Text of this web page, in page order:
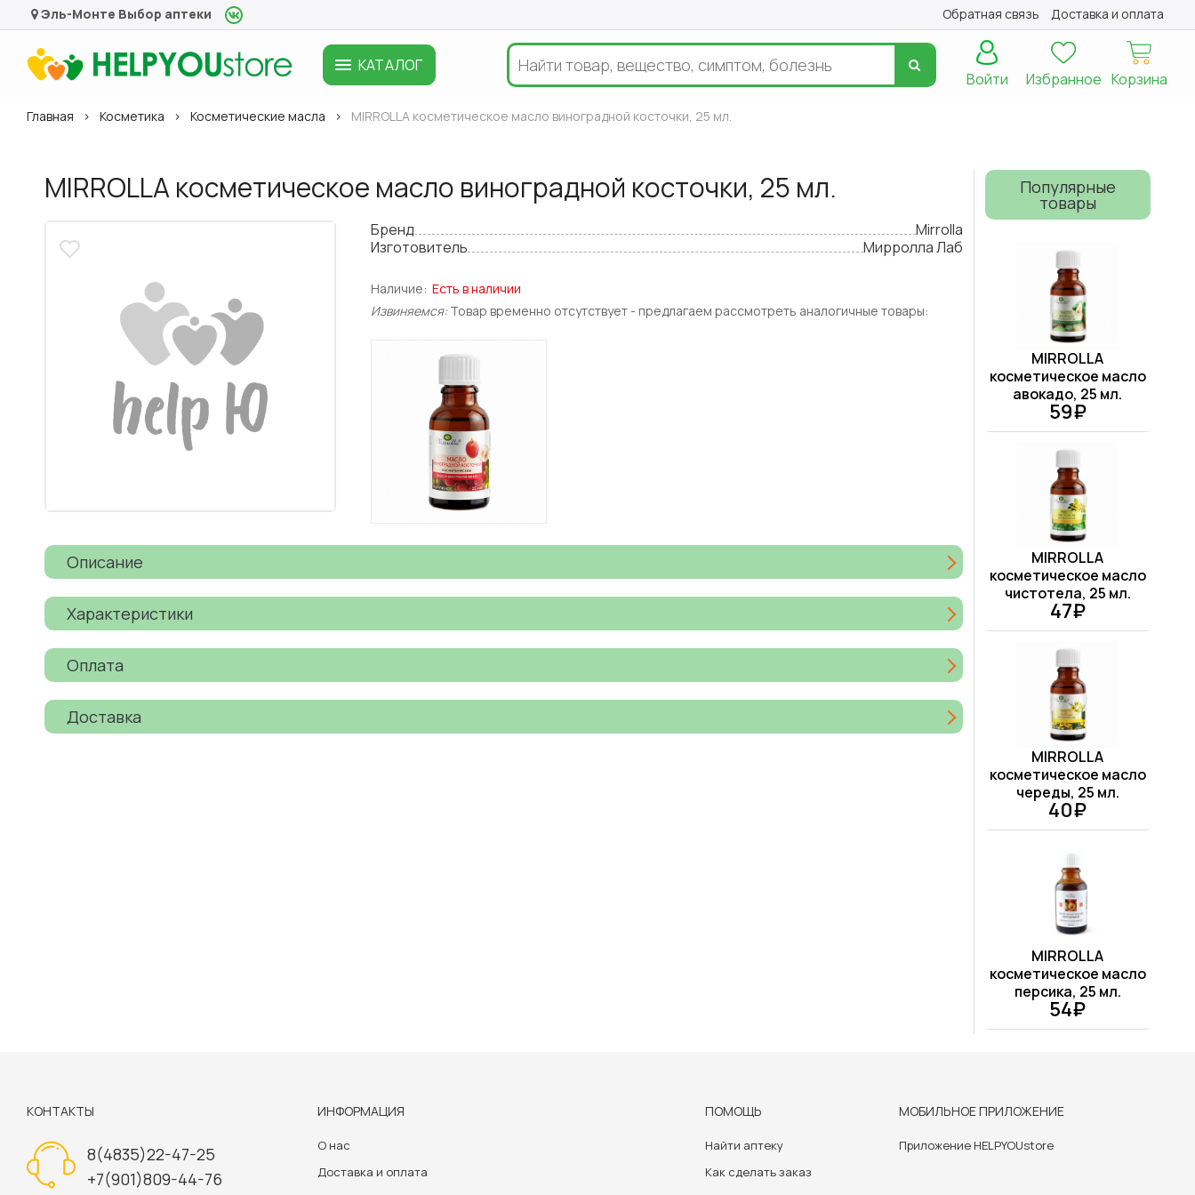
Эль-Монте Выбор аптеки Обратная связь Доставка и оплата
КАТАЛОГ
Корзина
Избранное
Войти
Главная Косметика Косметические масла MIRROLLA косметическое масло виноградной косточки, 25 мл.
MIRROLLA косметическое масло виноградной косточки, 25 мл.
Бренд
Mirrolla
Изготовитель
Мирролла Лаб
Наличие: Есть в наличии
Извиняемся: Товар временно отсутствует - предлагаем рассмотреть аналогичные товары:
Описание
Характеристики
Оплата
Доставка
Популярные
товары
MIRROLLA
косметическое масло
авокадо, 25 мл.
59₽
MIRROLLA
косметическое масло
чистотела, 25 мл.
47₽
MIRROLLA
косметическое масло
череды, 25 мл.
40₽
MIRROLLA
косметическое масло
персика, 25 мл.
54₽
КОНТАКТЫ
8(4835)22-47-25
+7(901)809-44-76
ИНФОРМАЦИЯ
О нас
Доставка и оплата
ПОМОЩЬ
Найти аптеку
Как сделать заказ
МОБИЛЬНОЕ ПРИЛОЖЕНИЕ
Приложение HELPYOUstore